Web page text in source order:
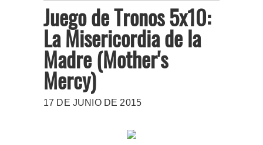
Juego de Tronos 5x10:
La Misericordia de la
Madre (Mother's
Mercy)
17 DE JUNIO DE 2015